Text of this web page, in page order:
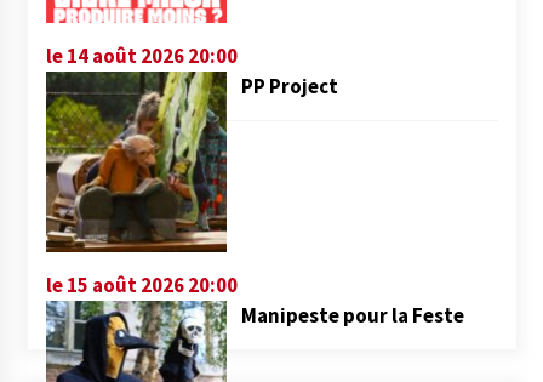
le 14 août 2026 20:00
PP Project
le 15 août 2026 20:00
Manipeste pour la Feste